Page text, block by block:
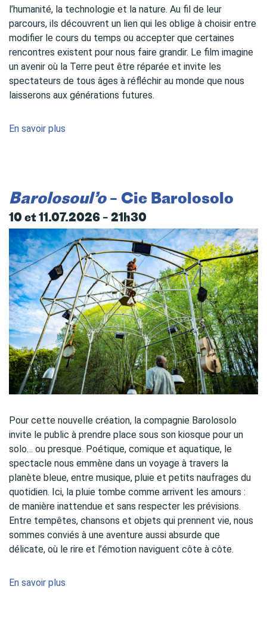
l’humanité, la technologie et la nature. Au fil de leur
parcours, ils découvrent un lien qui les oblige à choisir entre
modifier le cours du temps ou accepter que certaines
rencontres existent pour nous faire grandir. Le film imagine
un avenir où la Terre peut être réparée et invite les
spectateurs de tous âges à réfléchir au monde que nous
laisserons aux générations futures.
En savoir plus
Barolosoul’o– Cie Barolosolo
10 et 11.07.2026 – 21h30
Pour cette nouvelle création, la compagnie Barolosolo
invite le public à prendre place sous son kiosque pour un
solo… ou presque. Poétique, comique et aquatique, le
spectacle nous emmène dans un voyage à travers la
planète bleue, entre musique, pluie et petits naufrages du
quotidien. Ici, la pluie tombe comme arrivent les amours :
de manière inattendue et sans respecter les prévisions.
Entre tempêtes, chansons et objets qui prennent vie, nous
sommes conviés à une aventure aussi absurde que
délicate, où le rire et l’émotion naviguent côte à côte.
En savoir plus